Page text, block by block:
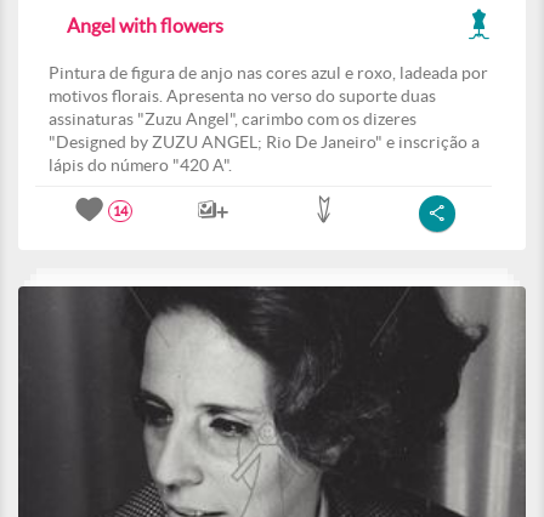
Angel with flowers
Pintura de figura de anjo nas cores azul e roxo, ladeada por
motivos florais. Apresenta no verso do suporte duas
assinaturas "Zuzu Angel", carimbo com os dizeres
"Designed by ZUZU ANGEL; Rio De Janeiro" e inscrição a
lápis do número "420 A".
14